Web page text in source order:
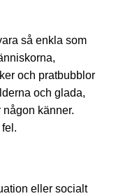
så enkla som
och pratbubblor
och glada,
känner.
eller socialt